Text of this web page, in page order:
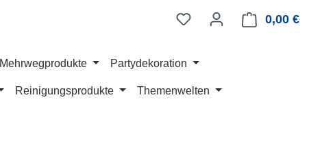
0,00 €
Mehrwegprodukte Partydekoration
Reinigungsprodukte Themenwelten